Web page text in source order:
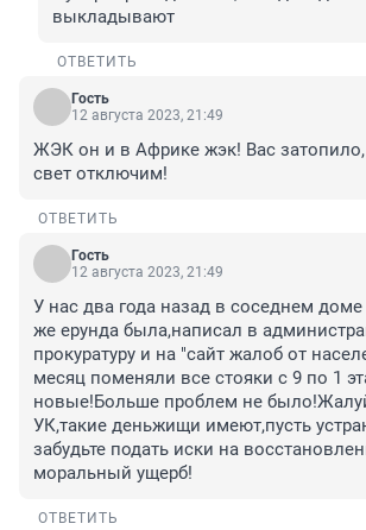
выкладывают
ОТВЕТИТЬ
Гость
12 августа 2023, 21:49
ЖЭК он и в Африке жэк! Вас
свет отключим!
ОТВЕТИТЬ
Гость
12 августа 2023, 21:49
У нас два года назад в соседнем
же ерунда была,написал в
прокуратуру и на "сайт жалоб от
месяц поменяли все стояки с 9 по 1
новые!Больше проблем не
УК,такие деньжищи имеют,пусть
забудьте подать иски на
моральный ущерб!
ОТВЕТИТЬ